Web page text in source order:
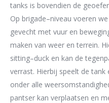
tanks is bovendien de
Op brigade–niveau voeren
gevecht met vuur en
maken van weer en terrein.
sitting–duck en kan de
verrast. Hierbij speelt de tank
onder alle
pantser kan verplaatsen en